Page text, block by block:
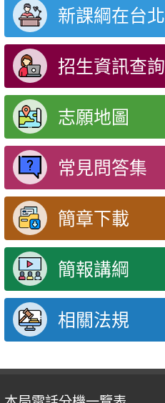
新課綱在台北
招生資訊查詢
志願地圖
常見問答集
簡章下載
簡報講綱
相關法規